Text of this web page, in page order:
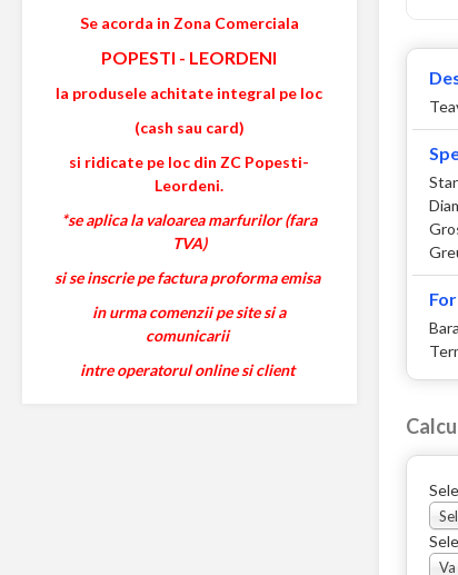
Se acorda in Zona Comerciala
POPESTI - LEORDENI
la produsele achitate integral pe loc
(cash sau card)
si ridicate pe loc din ZC Popesti-
Leordeni.
*se aplica la valoarea marfurilor (fara
TVA)
si se inscrie pe factura proforma emisa
in urma comenzii pe site si a
comunicarii
intre operatorul online si client